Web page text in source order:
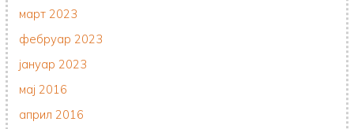
март 2023
фебруар 2023
јануар 2023
мај 2016
април 2016